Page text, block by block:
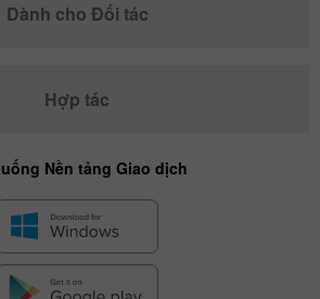
Dành cho Đối tác
Hợp tác
Nền tảng Giao dịch